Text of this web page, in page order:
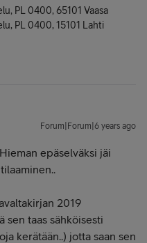
PL 0400, 65101 Vaasa
PL 0400, 15101 Lahti
Forum|Forum|6 years ago
epäselväksi jäi
2019
sen taas sähköisesti
kerätään..) jotta saan sen